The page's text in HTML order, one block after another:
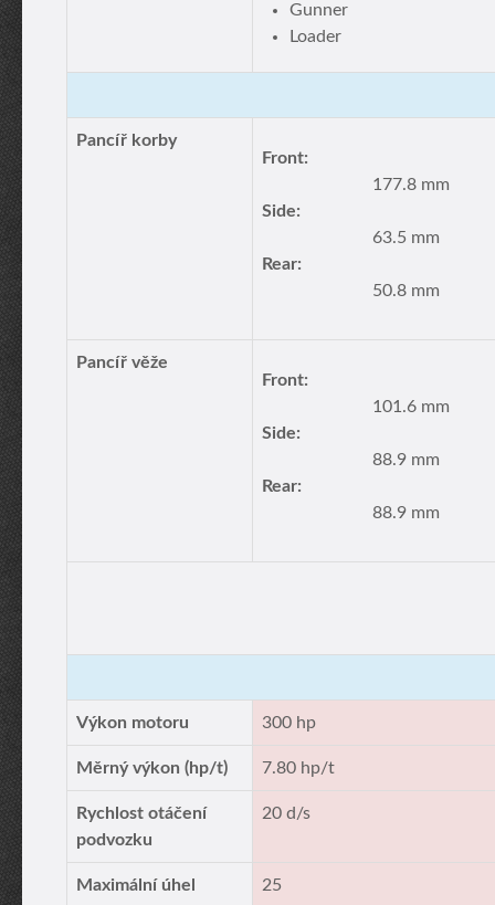
Gunner
Loader
Pancíř korby
Front:
177.8 mm
Side:
63.5 mm
Rear:
50.8 mm
Pancíř věže
Front:
101.6 mm
Side:
88.9 mm
Rear:
88.9 mm
Výkon motoru 300 hp
Měrný výkon (hp/t) 7.80 hp/t
Rychlost otáčení
podvozku
20 d/s
Maximální úhel
25